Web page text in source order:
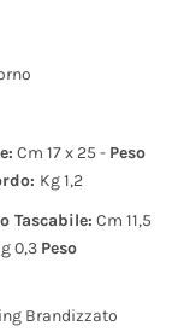
Cm 17 x 25 - Peso
Kg 1,2
Tascabile: Cm 11,5
0,3 Peso
Brandizzato